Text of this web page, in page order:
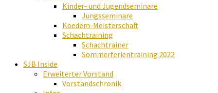
Kinder- und Jugendseminare
Jungsseminare
Koedem-Meisterschaft
Schachtraining
Schachtrainer
Sommerferientraining 2022
SJB Inside
Erweiterter Vorstand
Vorstandschronik